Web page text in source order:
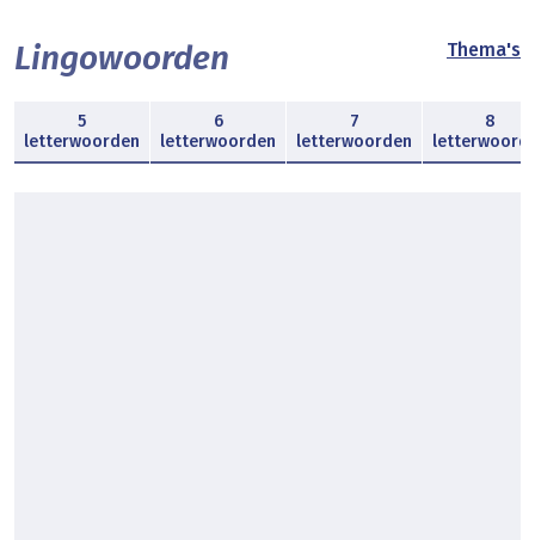
Lingowoorden Thema's
5
letterwoorden
6
letterwoorden
7
letterwoorden
8